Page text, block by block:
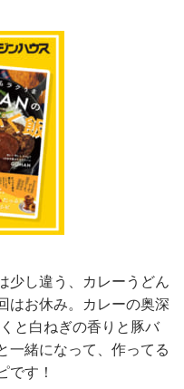
少し違う、カレーうどん
はお休み。カレーの奥深
と白ねぎの香りと豚バ
一緒になって、作ってる
です！